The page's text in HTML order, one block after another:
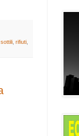
rifiuti